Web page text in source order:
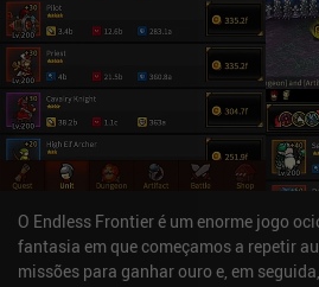
O Endless Frontier é um enorme jogo
fantasia em que começamos a repetir
missões para ganhar ouro e, em